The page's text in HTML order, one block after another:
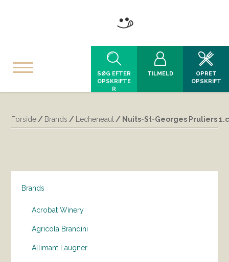
SØG EFTER
OPSKRIFTE
R
TILMELD
OPRET
OPSKRIFT
Forside / Brands / Lecheneaut / Nuits-St-Georges Pruliers
Brands
Acrobat Winery
Agricola Brandini
Allimant Laugner